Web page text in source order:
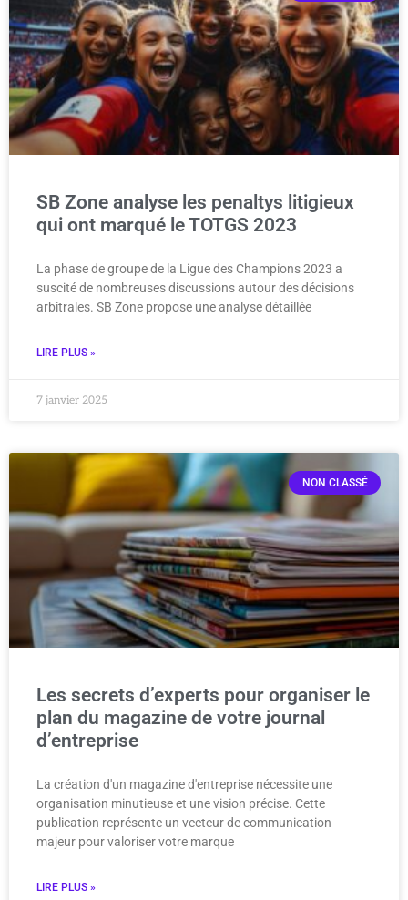
SB Zone analyse les penaltys litigieux
qui ont marqué le TOTGS 2023
La phase de groupe de la Ligue des Champions 2023 a
suscité de nombreuses discussions autour des décisions
arbitrales. SB Zone propose une analyse détaillée
LIRE PLUS »
7 janvier 2025
NON CLASSÉ
Les secrets d’experts pour organiser le
plan du magazine de votre journal
d’entreprise
La création d'un magazine d'entreprise nécessite une
organisation minutieuse et une vision précise. Cette
publication représente un vecteur de communication
majeur pour valoriser votre marque
LIRE PLUS »